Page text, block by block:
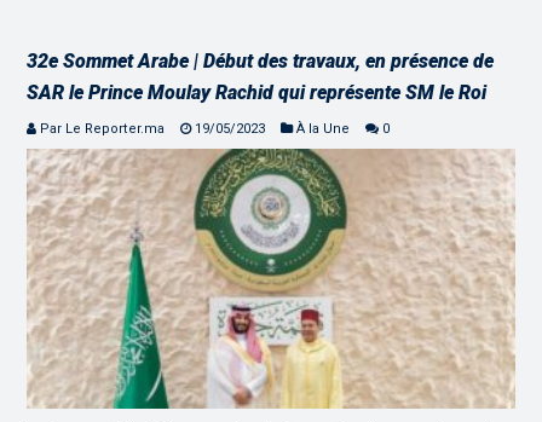
32e Sommet Arabe | Début des travaux, en présence de
SAR le Prince Moulay Rachid qui représente SM le Roi
Par Le Reporter.ma 19/05/2023 À la Une 0